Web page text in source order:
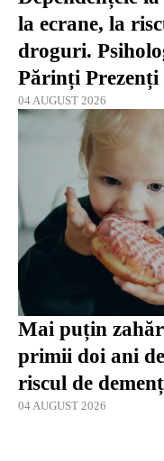
la ecrane, la
droguri.
Părinți
04 AUGUST 2026
Mai puțin
primii doi ani
riscul de
04 AUGUST 2026